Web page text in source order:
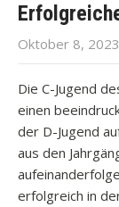
Oktober 8, 2023
Die C-Jugend
einen
der D-Jugend
aus den
erfolgreich in